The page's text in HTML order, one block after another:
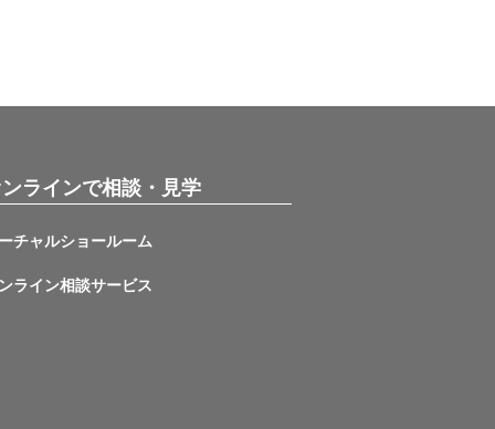
ラインで相談・見学
チャルショールーム
ライン相談サービス